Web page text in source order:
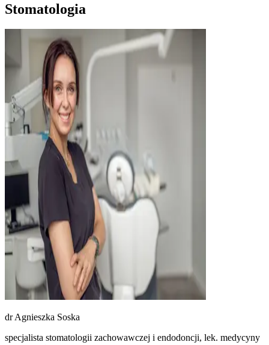
Stomatologia
drAgnieszka Soska
specjalista stomatologii zachowawczej i endodoncji, lek. medycyny